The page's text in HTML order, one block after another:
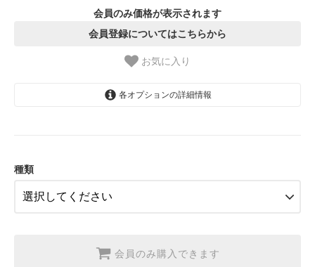
会員のみ価格が表示されます
会員登録についてはこちらから
お気に入り
各オプションの詳細情報
【2026/9/20〆10月発送予定分】
種類
会員のみ購入できます